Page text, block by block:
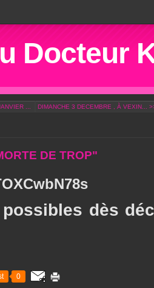
Docteur
... DIMANCHE 3 DECEMBRE , À VEXIN...
DE TROP"
dès
0